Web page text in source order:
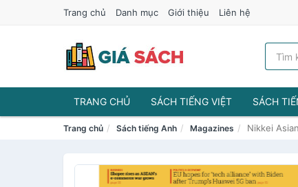
Trang chủ Danh mục Giới thiệu Liên hệ
TRANG CHỦ SÁCH TIẾNG VIỆT SÁCH
Trang chủ Sách tiếng Anh Magazines Nikkei